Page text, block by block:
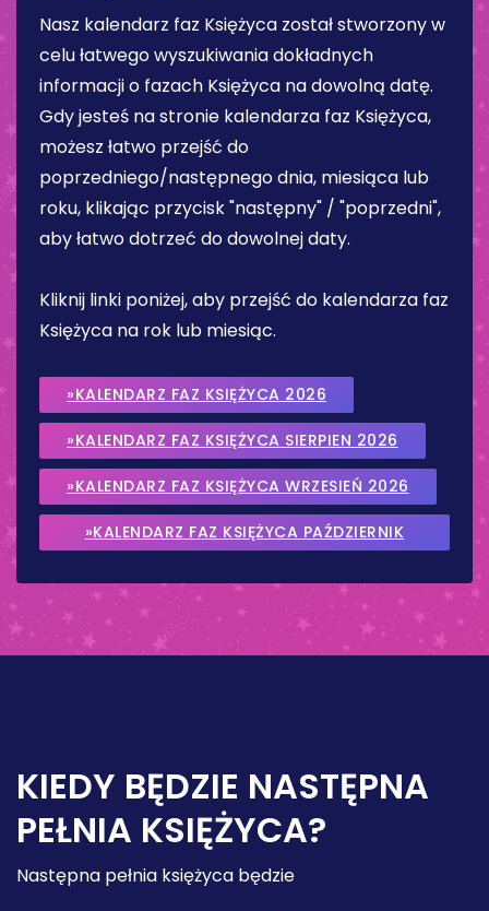
Nasz kalendarz faz Księżyca został stworzony w
celu łatwego wyszukiwania dokładnych
informacji o fazach Księżyca na dowolną datę.
Gdy jesteś na stronie kalendarza faz Księżyca,
możesz łatwo przejść do
poprzedniego/następnego dnia, miesiąca lub
roku, klikając przycisk "następny" / "poprzedni",
aby łatwo dotrzeć do dowolnej daty.
Kliknij linki poniżej, aby przejść do kalendarza faz
Księżyca na rok lub miesiąc.
»KALENDARZ FAZ KSIĘŻYCA 2026
»KALENDARZ FAZ KSIĘŻYCA SIERPIEN 2026
»KALENDARZ FAZ KSIĘŻYCA WRZESIEŃ 2026
»KALENDARZ FAZ KSIĘŻYCA PAŹDZIERNIK
KIEDY BĘDZIE NASTĘPNA
PEŁNIA KSIĘŻYCA?
Następna pełnia księżyca będzie